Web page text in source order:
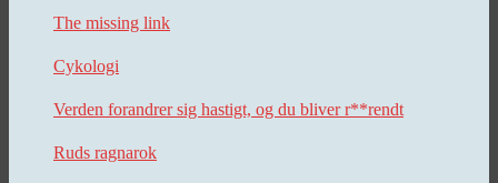
The missing link
Cykologi
Verden forandrer sig hastigt, og du bliver r**rendt
Ruds ragnarok